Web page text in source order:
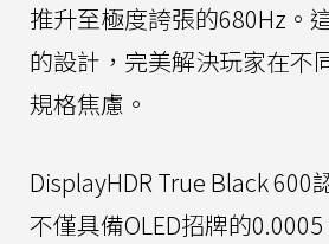
推升至極度誇張的680Hz。
的設計，完美解決玩家在不
規格焦慮。
DisplayHDR True Black 600
不僅具備OLED招牌的